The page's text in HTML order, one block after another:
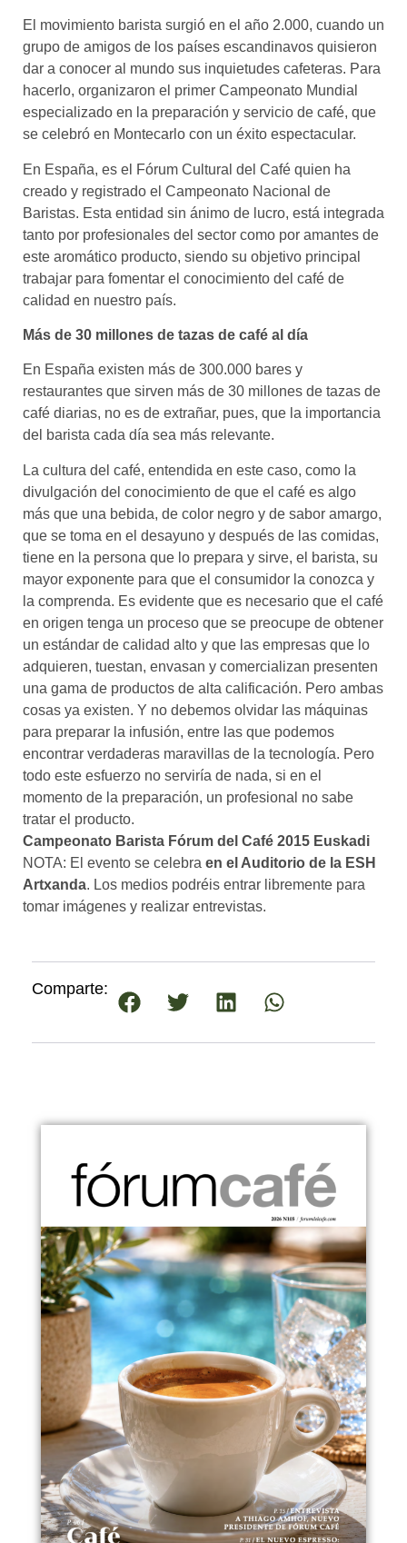
El movimiento barista surgió en el año 2.000, cuando un
grupo de amigos de los países escandinavos quisieron
dar a conocer al mundo sus inquietudes cafeteras. Para
hacerlo, organizaron el primer Campeonato Mundial
especializado en la preparación y servicio de café, que
se celebró en Montecarlo con un éxito espectacular.
En España, es el Fórum Cultural del Café quien ha
creado y registrado el Campeonato Nacional de
Baristas. Esta entidad sin ánimo de lucro, está integrada
tanto por profesionales del sector como por amantes de
este aromático producto, siendo su objetivo principal
trabajar para fomentar el conocimiento del café de
calidad en nuestro país.
Más de 30 millones de tazas de café al día
En España existen más de 300.000 bares y
restaurantes que sirven más de 30 millones de tazas de
café diarias, no es de extrañar, pues, que la importancia
del barista cada día sea más relevante.
La cultura del café, entendida en este caso, como la
divulgación del conocimiento de que el café es algo
más que una bebida, de color negro y de sabor amargo,
que se toma en el desayuno y después de las comidas,
tiene en la persona que lo prepara y sirve, el barista, su
mayor exponente para que el consumidor la conozca y
la comprenda. Es evidente que es necesario que el café
en origen tenga un proceso que se preocupe de obtener
un estándar de calidad alto y que las empresas que lo
adquieren, tuestan, envasan y comercializan presenten
una gama de productos de alta calificación. Pero ambas
cosas ya existen. Y no debemos olvidar las máquinas
para preparar la infusión, entre las que podemos
encontrar verdaderas maravillas de la tecnología. Pero
todo este esfuerzo no serviría de nada, si en el
momento de la preparación, un profesional no sabe
tratar el producto.
Campeonato Barista Fórum del Café 2015 Euskadi
NOTA: El evento se celebra en el Auditorio de la ESH
Artxanda. Los medios podréis entrar libremente para
tomar imágenes y realizar entrevistas.
Comparte: